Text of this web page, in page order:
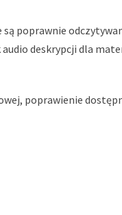
poprawnie
deskrypcji dla
poprawienie